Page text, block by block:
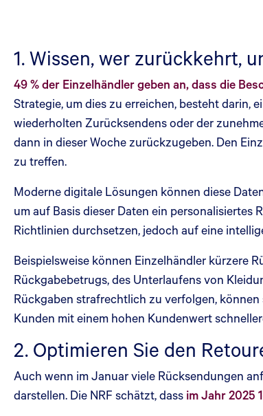
1. Wissen, wer zurückkehrt,
49 % der Einzelhändler geben an, dass die
Strategie, um dies zu erreichen, besteht darin,
wiederholten Zurücksendens oder der
dann in dieser Woche zurückzugeben. Den
zu treffen.
Moderne digitale Lösungen können diese
um auf Basis dieser Daten ein
Richtlinien durchsetzen, jedoch auf eine
Beispielsweise können Einzelhändler kürzere
Rückgabebetrugs, des Unterlaufens von
Rückgaben strafrechtlich zu verfolgen,
Kunden mit einem hohen Kundenwert
2. Optimieren Sie den
Auch wenn im Januar viele Rücksendungen
darstellen. Die NRF schätzt, dass im Jahr 2025